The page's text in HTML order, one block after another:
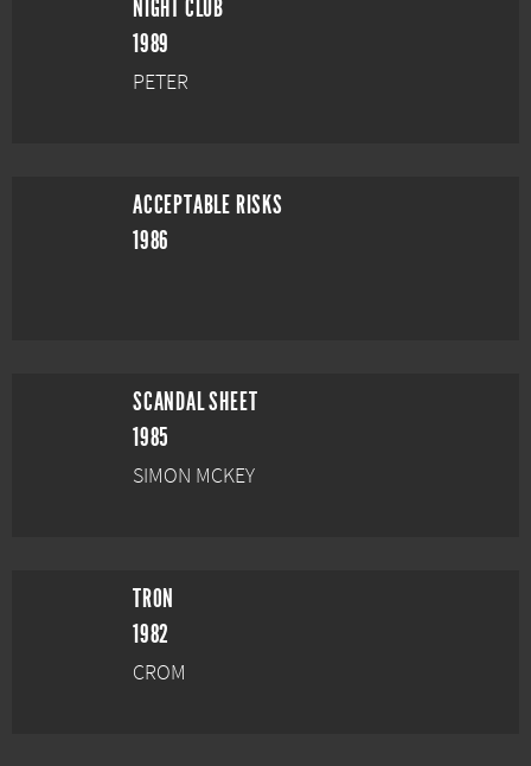
NIGHT CLUB
1989
PETER
ACCEPTABLE RISKS
1986
SCANDAL SHEET
1985
SIMON MCKEY
TRON
1982
CROM